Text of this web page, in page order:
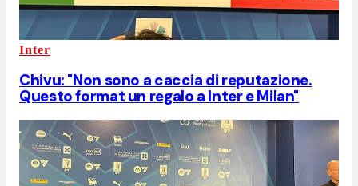
Inter
Chivu: "Non sono a caccia di reputazione.
Questo format un regalo a Inter e Milan"